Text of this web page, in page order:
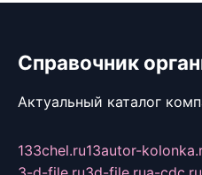
Справочник
Актуальный каталог
133chel.ru13autor-